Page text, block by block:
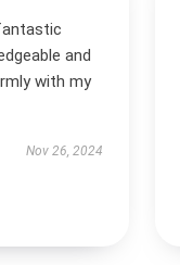
and
with my
Nov 26, 2024